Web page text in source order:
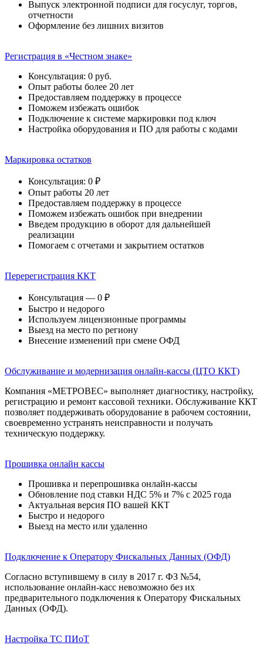
Выпуск электронной подписи для госуслуг, торгов,
отчетности
Оформление без лишних визитов
Регистрация в «Честном знаке»
Консультация: 0 руб.
Опыт работы более 20 лет
Предоставляем поддержку в процессе
Поможем избежать ошибок
Подключение к системе маркировки под ключ
Настройка оборудования и ПО для работы с кодами
Маркировка остатков
Консультация: 0 ₽
Опыт работы 20 лет
Предоставляем поддержку в процессе
Поможем избежать ошибок при внедрении
Введем продукцию в оборот для дальнейшей
реализации
Помогаем с отчетами и закрытием остатков
Перерегистрация ККТ
Консультация — 0 ₽
Быстро и недорого
Используем лицензионные программы
Выезд на место по региону
Внесение изменений при смене ОФД
Обслуживание и модернизация онлайн-кассы (ЦТО ККТ)
Компания «МЕТРОВЕС» выполняет диагностику, настройку,
регистрацию и ремонт кассовой техники. Обслуживание ККТ
позволяет поддерживать оборудование в рабочем состоянии,
своевременно устранять неисправности и получать
техническую поддержку.
Прошивка онлайн кассы
Прошивка и перепрошивка онлайн-кассы
Обновление под ставки НДС 5% и 7% с 2025 года
Актуальная версия ПО вашей ККТ
Быстро и недорого
Выезд на место или удаленно
Подключение к Оператору Фискальных Данных (ОФД)
Согласно вступившему в силу в 2017 г. ФЗ №54,
использование онлайн-касс невозможно без их
предварительного подключения к Оператору Фискальных
Данных (ОФД).
Настройка ТС ПИоТ